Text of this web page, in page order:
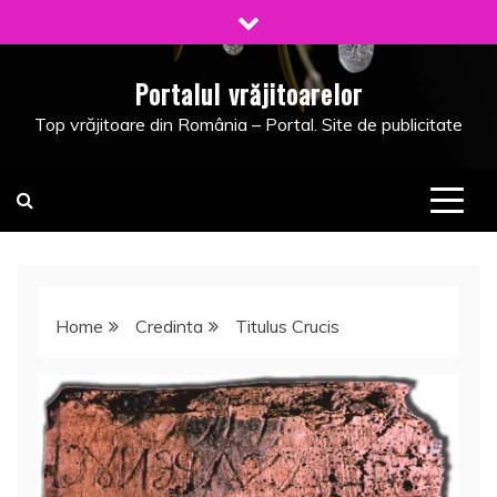
to
Portalul vrăjitoarelor
Top vrăjitoare din România – Portal. Site de publicitate
Home Credinta Titulus Crucis